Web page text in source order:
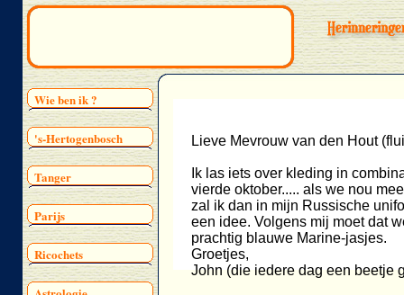
Wie ben ik ?
's-Hertogenbosch
Tanger
Parijs
Ricochets
Lieve Mevrouw van den Hout
Ik las iets over kleding in
vierde oktober..... als we nou
zal ik dan in mijn Russische
een idee. Volgens mij moet dat
prachtig blauwe Marine-jasjes.
Groetjes,
John (die iedere dag een beetje